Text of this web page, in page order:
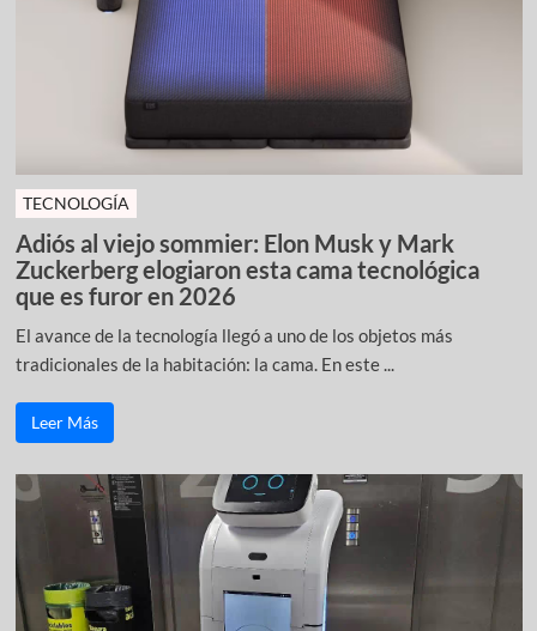
TECNOLOGÍA
Adiós al viejo sommier: Elon Musk y Mark
Zuckerberg elogiaron esta cama tecnológica
que es furor en 2026
El avance de la tecnología llegó a uno de los objetos más
tradicionales de la habitación: la cama. En este ...
Leer Más